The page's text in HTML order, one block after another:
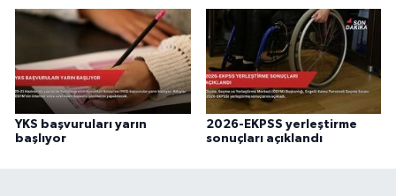
YKS başvuruları yarın
başlıyor
2026-EKPSS yerleştirme
sonuçları açıklandı